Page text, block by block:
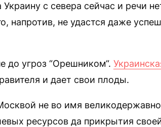
с севера сейчас и речи
напротив, не удастся даже
до угроз “Орешником“.
и дает свои плоды.
не во имя
ресурсов да прикрытия